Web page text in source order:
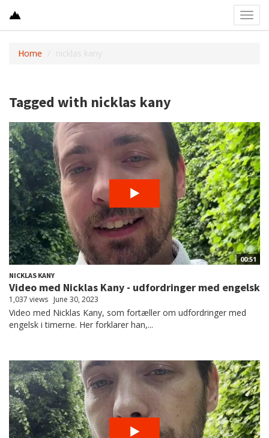
Home nicklas kany
Tagged with nicklas kany
00:51
NICKLAS KANY
Video med Nicklas Kany - udfordringer med engelsk
1,037 views June 30, 2023
Video med Nicklas Kany, som fortæller om udfordringer med
engelsk i timerne. Her forklarer han,...